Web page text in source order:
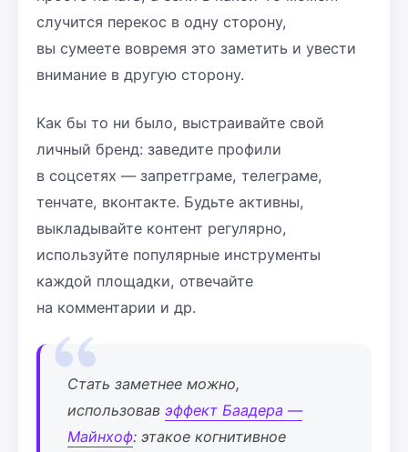
случится перекос в одну сторону,
вы сумеете вовремя это заметить и увести
внимание в другую сторону.
Как бы то ни было, выстраивайте свой
личный бренд: заведите профили
в соцсетях — запретграме, телеграме,
тенчате, вконтакте. Будьте активны,
выкладывайте контент регулярно,
используйте популярные инструменты
каждой площадки, отвечайте
на комментарии и др.
Стать заметнее можно,
использовав эффект Баадера —
Майнхоф: этакое когнитивное